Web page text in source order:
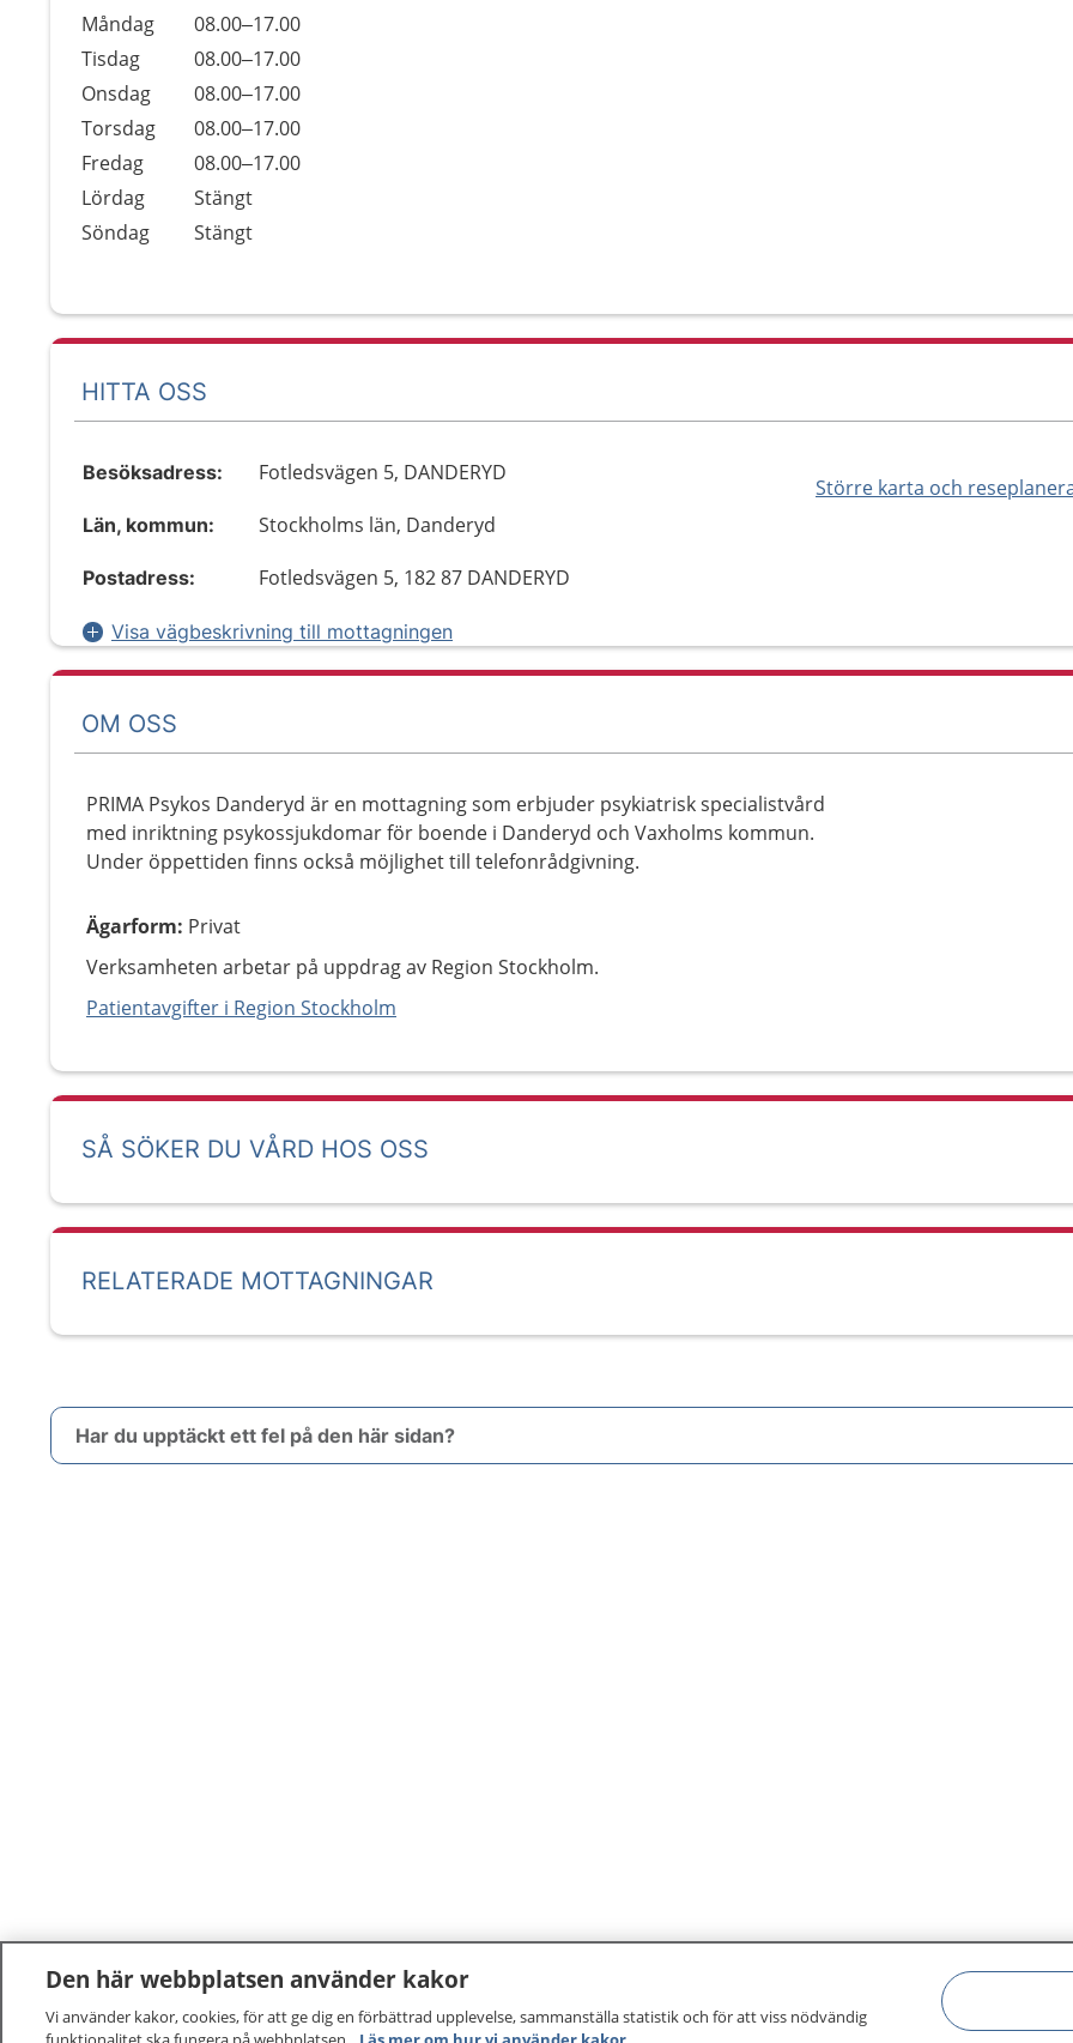
Dag
Öppettider
Kommentarer
Måndag
08.00–17.00
Tisdag
08.00–17.00
Onsdag
08.00–17.00
Torsdag
08.00–17.00
Fredag
08.00–17.00
Lördag
Stängt
Söndag
Stängt
HITTA OSS
Större karta och
Besöksadress: Fotledsvägen 5, DANDERYD
Län, kommun: Stockholms län, Danderyd
Postadress: Fotledsvägen 5, 182 87 DANDERYD
Visa vägbeskrivning till mottagningen
OM OSS
PRIMA Psykos Danderyd är en mottagning som erbjuder psykiatrisk specialistvård
med inriktning psykossjukdomar för boende i Danderyd och Vaxholms kommun.
Under öppettiden finns också möjlighet till telefonrådgivning.
Ägarform: Privat
Verksamheten arbetar på uppdrag av Region Stockholm.
Patientavgifter i Region Stockholm
SÅ SÖKER DU VÅRD HOS OSS
RELATERADE MOTTAGNINGAR
Har du upptäckt ett fel på den här sidan?
Den här webbplatsen använder kakor
Vi använder kakor, cookies, för att ge dig en förbättrad upplevelse, sammanställa statistik och för att viss nödvändig